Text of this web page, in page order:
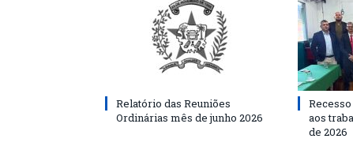
Relatório das Reuniões
Ordinárias mês de junho 2026
aos
de 2026